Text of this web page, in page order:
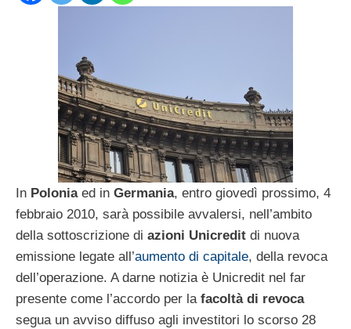
In Poloniaed in Germania, entro giovedì prossimo, 4
febbraio 2010, sarà possibile avvalersi, nell’ambito
della sottoscrizione di azioni Unicredit di nuova
emissione legate all’aumento di capitale, della revoca
dell’operazione. A darne notizia è Unicredit nel far
presente come l’accordo per la facoltà di revoca
segua un avviso diffuso agli investitori lo scorso 28